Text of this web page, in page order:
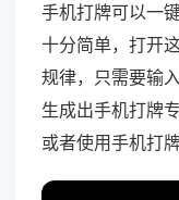
手机打牌可以一
十分简单，打开
规律，只需要输
生成出手机打牌
或者使用手机打